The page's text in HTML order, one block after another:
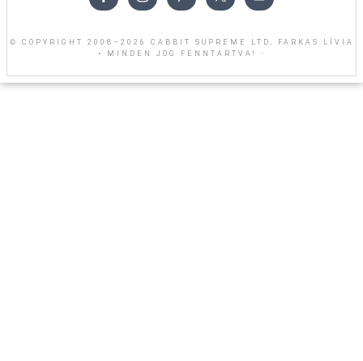
© COPYRIGHT 2008–2026 CABBIT SUPREME LTD, FARKAS LÍVIA
• MINDEN JOG FENNTARTVA! ·